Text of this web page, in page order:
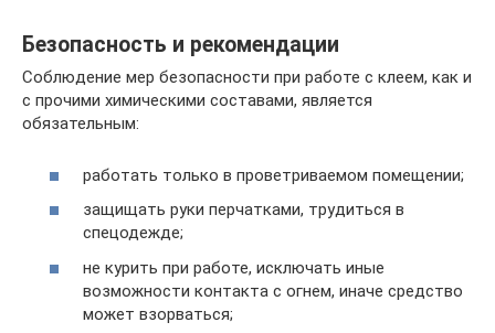
Безопасность и рекомендации
Соблюдение мер безопасности при работе с клеем, как и
с прочими химическими составами, является
обязательным:
работать только в проветриваемом помещении;
защищать руки перчатками, трудиться в
спецодежде;
не курить при работе, исключать иные
возможности контакта с огнем, иначе средство
может взорваться;